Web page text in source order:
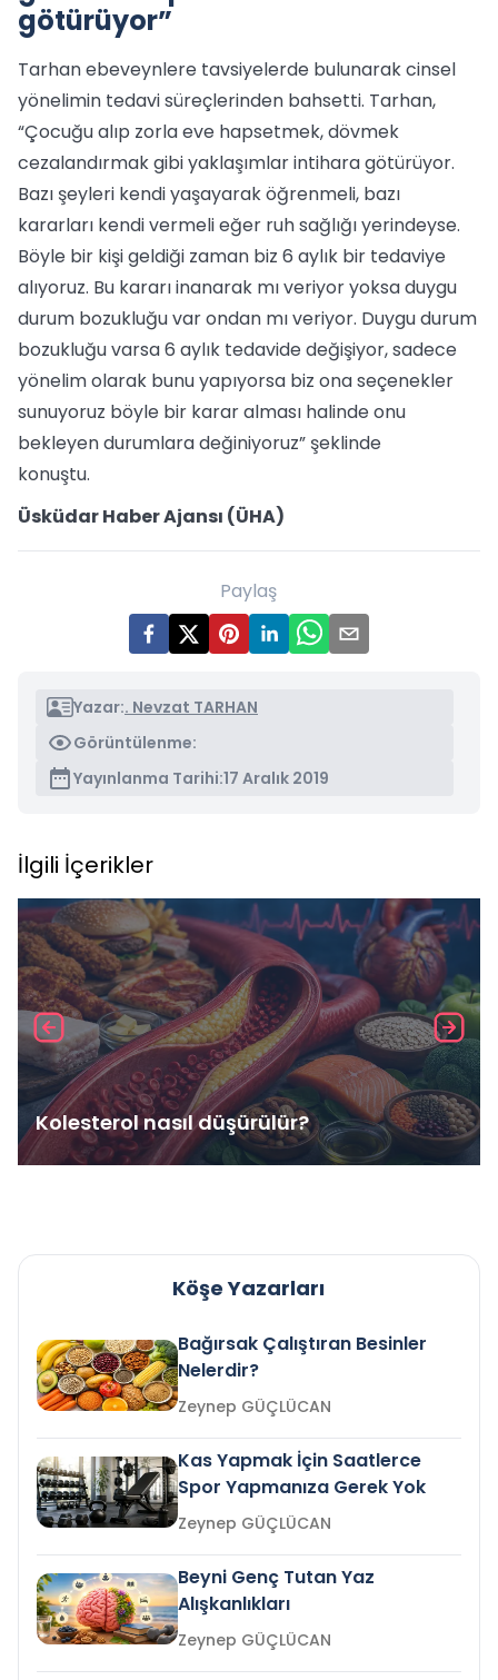
götürüyor”
Tarhan ebeveynlere tavsiyelerde bulunarak cinsel
yönelimin tedavi süreçlerinden bahsetti. Tarhan,
“Çocuğu alıp zorla eve hapsetmek, dövmek
cezalandırmak gibi yaklaşımlar intihara götürüyor.
Bazı şeyleri kendi yaşayarak öğrenmeli, bazı
kararları kendi vermeli eğer ruh sağlığı yerindeyse.
Böyle bir kişi geldiği zaman biz 6 aylık bir tedaviye
alıyoruz. Bu kararı inanarak mı veriyor yoksa duygu
durum bozukluğu var ondan mı veriyor. Duygu durum
bozukluğu varsa 6 aylık tedavide değişiyor, sadece
yönelim olarak bunu yapıyorsa biz ona seçenekler
sunuyoruz böyle bir karar alması halinde onu
bekleyen durumlara değiniyoruz” şeklinde
konuştu.
Üsküdar Haber Ajansı (ÜHA)
Paylaş
Yazar:. Nevzat TARHAN
Görüntülenme:
Yayınlanma Tarihi:17 Aralık 2019
İlgili İçerikler
Kolesterol nasıl düşürülür?
Köşe Yazarları
Bağırsak Çalıştıran Besinler
Nelerdir?
Zeynep GÜÇLÜCAN
Kas Yapmak İçin Saatlerce
Spor Yapmanıza Gerek Yok
Zeynep GÜÇLÜCAN
Beyni Genç Tutan Yaz
Alışkanlıkları
Zeynep GÜÇLÜCAN